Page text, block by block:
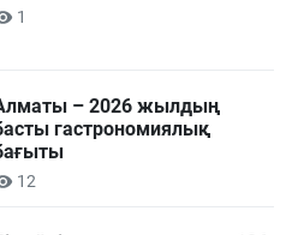
1
– 2026 жылдың
гастрономиялық
12